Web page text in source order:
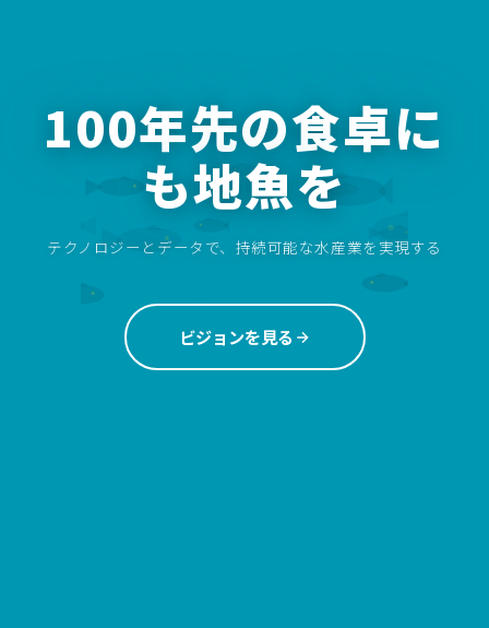
100年先の食卓に
も地魚を
テクノロジーとデータで、持続可能な水産業を実現する
ビジョンを見る